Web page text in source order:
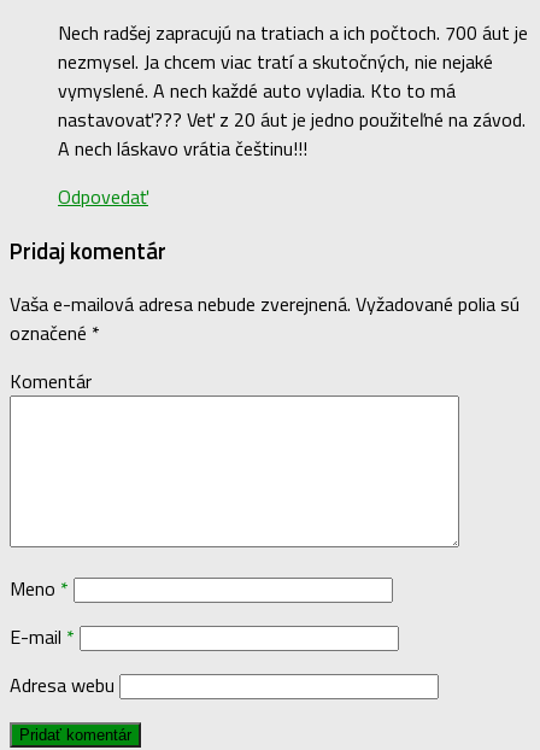
Nech radšej zapracujú na tratiach a ich počtoch. 700 áut je
nezmysel. Ja chcem viac tratí a skutočných, nie nejaké
vymyslené. A nech každé auto vyladia. Kto to má
nastavovať??? Veť z 20 áut je jedno použiteľné na závod.
A nech láskavo vrátia češtinu!!!
Odpovedať
Pridaj komentár
Vaša e-mailová adresa nebude zverejnená. Vyžadované polia sú
označené *
Komentár
Meno *
E-mail *
Adresa webu